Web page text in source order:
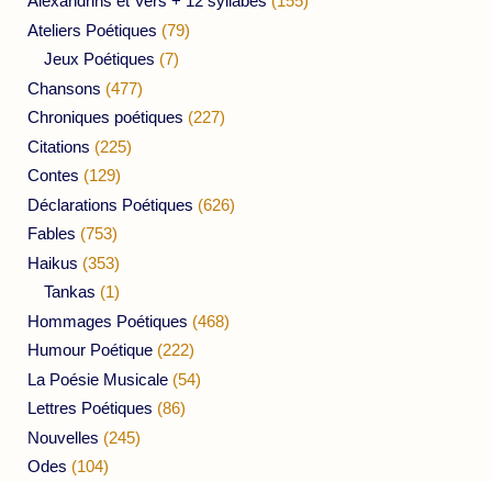
Ateliers Poétiques (79)
Jeux Poétiques (7)
Chansons (477)
Chroniques poétiques (227)
Citations (225)
Contes (129)
Déclarations Poétiques (626)
Fables (753)
Haikus (353)
Tankas (1)
Hommages Poétiques (468)
Humour Poétique (222)
La Poésie Musicale (54)
Lettres Poétiques (86)
Nouvelles (245)
Odes (104)